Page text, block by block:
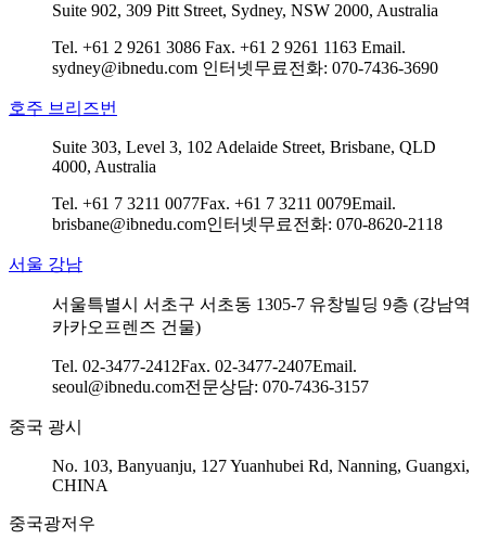
Suite 902, 309 Pitt Street, Sydney, NSW 2000, Australia
Tel. +61 2 9261 3086 Fax. +61 2 9261 1163 Email.
sydney@ibnedu.com 인터넷무료전화: 070-7436-3690
호주 브리즈번
Suite 303, Level 3, 102 Adelaide Street, Brisbane, QLD
4000, Australia
Tel. +61 7 3211 0077Fax. +61 7 3211 0079Email.
brisbane@ibnedu.com인터넷무료전화: 070-8620-2118
서울 강남
서울특별시 서초구 서초동 1305-7 유창빌딩 9층 (강남역
카카오프렌즈 건물)
Tel. 02-3477-2412Fax. 02-3477-2407Email.
seoul@ibnedu.com전문상담: 070-7436-3157
중국 광시
No. 103, Banyuanju, 127 Yuanhubei Rd, Nanning, Guangxi,
CHINA
중국광저우